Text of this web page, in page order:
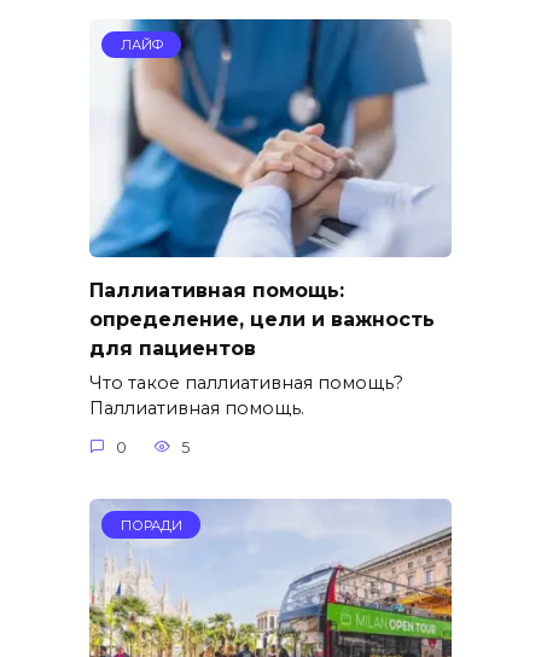
ЛАЙФ
Паллиативная помощь:
определение, цели и важность
для пациентов
Что такое паллиативная помощь?
Паллиативная помощь.
0 5
ПОРАДИ